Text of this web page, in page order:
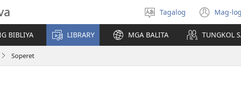
Pumili
ng
wika
Tagalog Mag-(may
na
BIBLIYA LIBRARY MGA BALITA TUNGKOL
Soperet